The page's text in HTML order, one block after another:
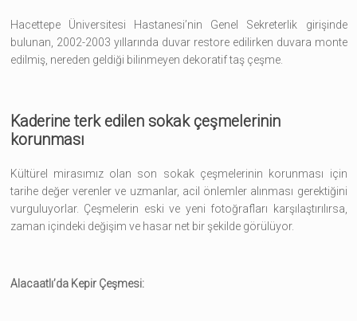
Hacettepe Üniversitesi Hastanesi’nin Genel Sekreterlik girişinde
bulunan, 2002-2003 yıllarında duvar restore edilirken duvara monte
edilmiş, nereden geldiği bilinmeyen dekoratif taş çeşme.
Kaderine terk edilen sokak çeşmelerinin
korunması
Kültürel mirasımız olan son sokak çeşmelerinin korunması için
tarihe değer verenler ve uzmanlar, acil önlemler alınması gerektiğini
vurguluyorlar. Çeşmelerin eski ve yeni fotoğrafları karşılaştırılırsa,
zaman içindeki değişim ve hasar net bir şekilde görülüyor.
Alacaatlı’da Kepir Çeşmesi: